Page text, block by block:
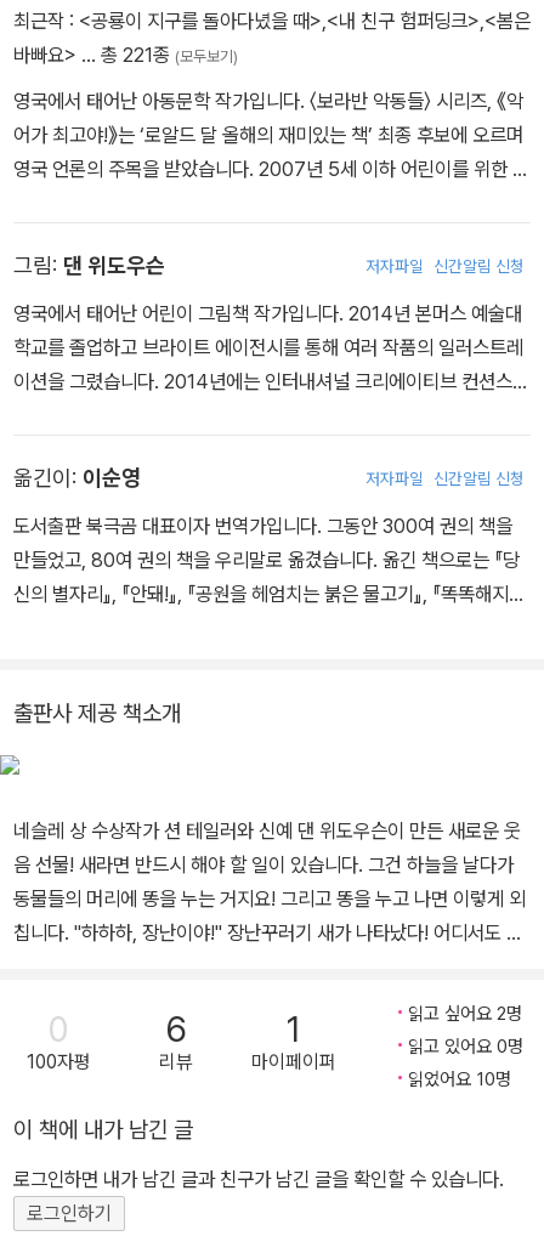
최근작 : <공룡이 지구를 돌아다녔을 때>,<내 친구 험퍼딩크>,<봄은
바빠요> … 총 221종 (모두보기)
영국에서 태어난 아동문학 작가입니다. 〈보라반 악동들〉 시리즈, 《악
어가 최고야!》는 ‘로알드 달 올해의 재미있는 책’ 최종 후보에 오르며
영국 언론의 주목을 받았습니다. 2007년 5세 이하 어린이를 위한 책
늑한 마법!》, 《나는 진짜 펭귄이야!》 등이 있습니다. 현재 영국과 브라
질을 오가며 활발하게 작품 활동을 하고 있습니다.
그림: 댄 위도우슨 저자파일 신간알림 신청
영국에서 태어난 어린이 그림책 작가입니다. 2014년 본머스 예술대
학교를 졸업하고 브라이트 에이전시를 통해 여러 작품의 일러스트레
이션을 그렸습니다. 2014년에는 인터내셔널 크리에이티브 컨션스
안 템플러를 비롯한 여러 출판사와 작업했으며 곧 직접 글을 쓰고 그
림을 그린 그림책을 선보일 예정입니다.
옮긴이: 이순영 저자파일 신간알림 신청
도서출판 북극곰 대표이자 번역가입니다. 그동안 300여 권의 책을
만들었고, 80여 권의 책을 우리말로 옮겼습니다. 옮긴 책으로는 『당
신의 별자리』, 『안돼!』, 『공원을 헤엄치는 붉은 물고기』, 『똑똑해지는
출판사 제공 책소개
네슬레 상 수상작가 션 테일러와 신예 댄 위도우슨이 만든 새로운 웃
음 선물! 새라면 반드시 해야 할 일이 있습니다. 그건 하늘을 날다가
동물들의 머리에 똥을 누는 거지요! 그리고 똥을 누고 나면 이렇게 외
칩니다. "하하하, 장난이야!" 장난꾸러기 새가 나타났다! 어디서도 본
물, 사람을 가리지 않고 머리에 똥을 눕니다. 자기보다 훨씬 큰 황소도
무섭지 않습니다. 언제든 도망갈 수 있는 날개를 갖고 있으니까요. 코
끼리의 머리에 똥을 누다가 물벼락을 맞는 것도 즐겁습니다. 똥을 누
어집니다. 장난은 재미있으니까요! 재미있는 표현을 따라 하는 즐거
움 재미있는 말은 누구나 따라 하고 싶습니다. 『하하하, 장난이야!』는
대상만 달라질 뿐 똑같은 상황이 반복됩니다. 새는 책장을 넘길 때마
다 똥을 눕니다. 그리고 해맑은 미소를 지으며 말하지요. "하하하, 장
0
100자평
6
리뷰
1
마이페이퍼
읽고 싶어요 2명
읽고 있어요 0명
읽었어요 10명
이 책에 내가 남긴 글
로그인하면 내가 남긴 글과 친구가 남긴 글을 확인할 수 있습니다.
로그인하기